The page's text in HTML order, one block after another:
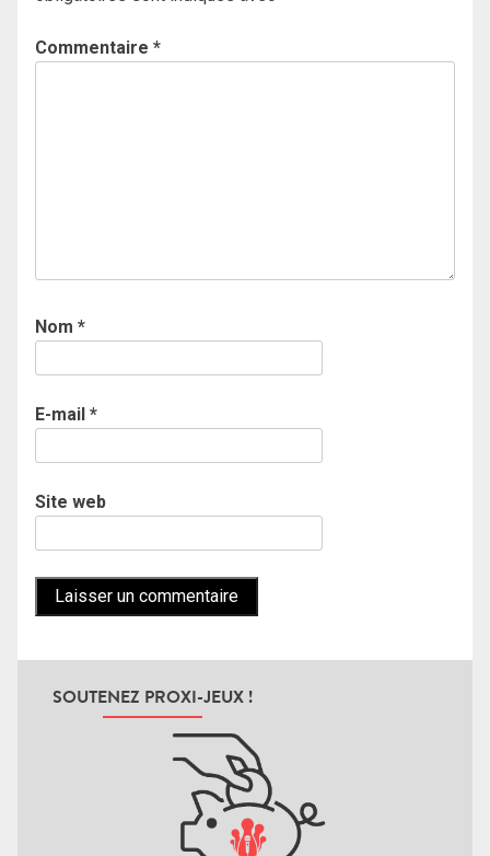
Commentaire *
Nom *
E-mail *
Site web
SOUTENEZ PROXI-JEUX !